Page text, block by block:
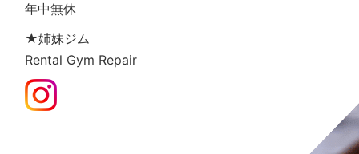
年中無休
★姉妹ジム
Rental Gym Repair